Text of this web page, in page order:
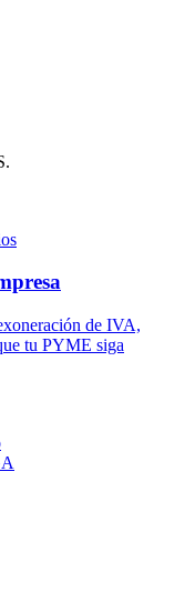
de IVA,
tu PYME siga